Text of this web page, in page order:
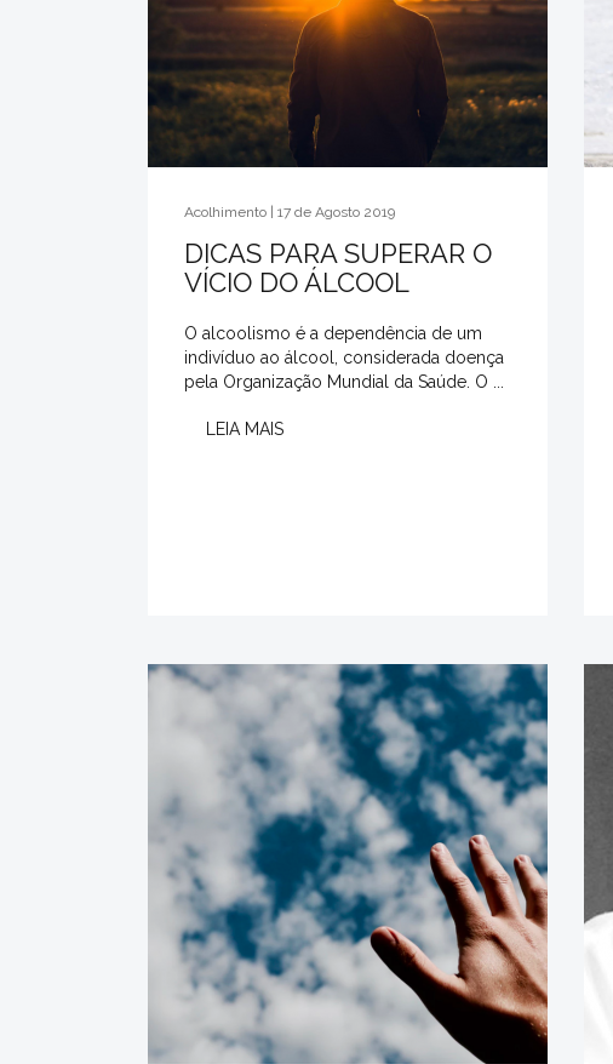
Acolhimento | 17 de Agosto 2019
DICAS PARA SUPERAR O
VÍCIO DO ÁLCOOL
O alcoolismo é a dependência de um
indivíduo ao álcool, considerada doença
pela Organização Mundial da Saúde. O ...
LEIA MAIS